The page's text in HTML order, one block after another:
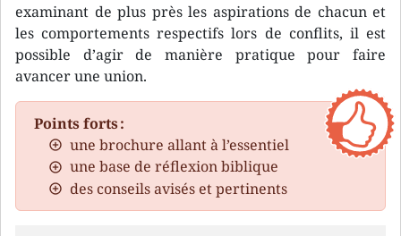
examinant de plus près les aspirations de chacun et
les comportements respectifs lors de conflits, il est
possible d’agir de manière pratique pour faire
avancer une union.
Points forts :
une brochure allant à l’essentiel
une base de réflexion biblique
des conseils avisés et pertinents